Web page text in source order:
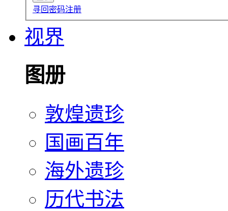
寻回密码注册
视界
图册
敦煌遗珍
国画百年
海外遗珍
历代书法